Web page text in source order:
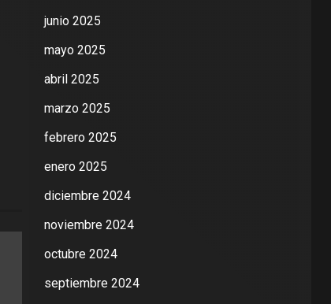
junio 2025
mayo 2025
abril 2025
marzo 2025
febrero 2025
enero 2025
diciembre 2024
noviembre 2024
octubre 2024
septiembre 2024